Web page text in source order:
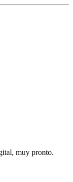
muy pronto.